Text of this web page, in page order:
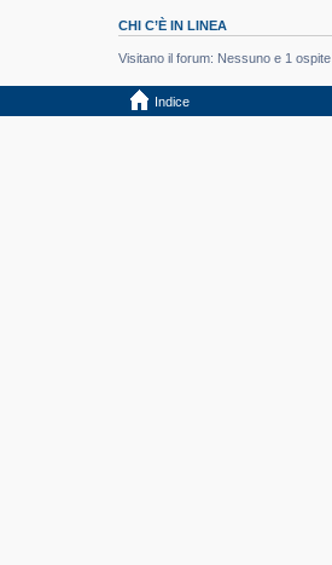
CHI C’È IN LINEA
Visitano il forum: Nessuno e 1 ospite
Indice